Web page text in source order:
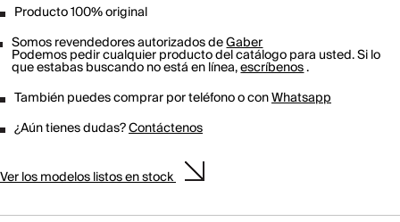
Producto 100% original
Somos revendedores autorizados deGaber
Podemos pedir cualquier producto del catálogo para usted. Si lo
que estabas buscando no está en línea,escríbenos.
También puedes comprar por teléfono o conWhatsapp
¿Aún tienes dudas?Contáctenos
Ver los modelos listos en stock